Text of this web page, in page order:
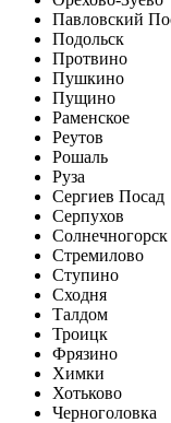
Павловский
Подольск
Протвино
Пушкино
Пущино
Раменское
Реутов
Рошаль
Руза
Сергиев Посад
Серпухов
Солнечногорск
Стремилово
Ступино
Сходня
Талдом
Троицк
Фрязино
Химки
Хотьково
Черноголовка